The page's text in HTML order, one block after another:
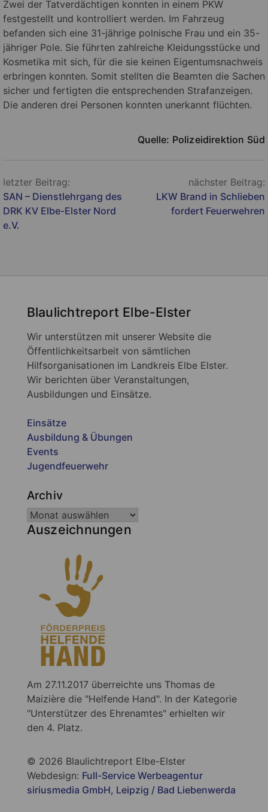
Zwei der Tatverdächtigen konnten in einem PKW
festgestellt und kontrolliert werden. Im Fahrzeug
befanden sich eine 31-jährige polnische Frau und ein 35-
jähriger Pole. Sie führten zahlreiche Kleidungsstücke und
Kosmetika mit sich, für die sie keinen Eigentumsnachweis
erbringen konnten. Somit stellten die Beamten die Sachen
sicher und fertigten die entsprechenden Strafanzeigen.
Die anderen drei Personen konnten unerkannt flüchten.
Quelle: Polizeidirektion Süd
Beitragsnavigation
letzter Beitrag:
SAN – Dienstlehrgang des
DRK KV Elbe-Elster Nord
e.V.
nächster Beitrag:
LKW Brand in Schlieben
fordert Feuerwehren
Blaulichtreport Elbe-Elster
Wir unterstützen mit unserer Website die
Öffentlichkeitsarbeit von sämtlichen
Hilfsorganisationen im Landkreis Elbe Elster.
Wir berichten über Veranstaltungen,
Ausbildungen und Einsätze.
Einsätze
Ausbildung & Übungen
Events
Jugendfeuerwehr
Archiv
Auszeichnungen
Am 27.11.2017 überreichte uns Thomas de
Maizière die "Helfende Hand". In der Kategorie
"Unterstützer des Ehrenamtes" erhielten wir
den 4. Platz.
© 2026 Blaulichtreport Elbe-Elster
Webdesign: Full-Service Werbeagentur
siriusmedia GmbH, Leipzig / Bad Liebenwerda